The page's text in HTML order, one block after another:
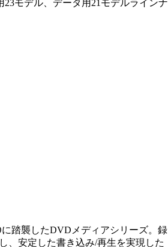
モデル、データ用21モデルラインナ
踏襲したDVDメディアシリーズ。録
、安定した書き込み/再生を実現した